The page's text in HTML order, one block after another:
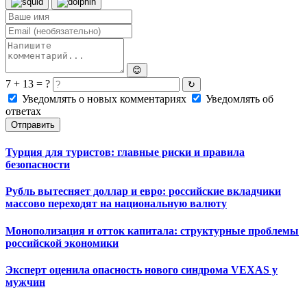
😊
7 + 13 = ? ↻
Уведомлять о новых комментариях
Уведомлять об
ответах
Отправить
Турция для туристов: главные риски и правила
безопасности
Рубль вытесняет доллар и евро: российские вкладчики
массово переходят на национальную валюту
Монополизация и отток капитала: структурные проблемы
российской экономики
Эксперт оценила опасность нового синдрома VEXAS у
мужчин